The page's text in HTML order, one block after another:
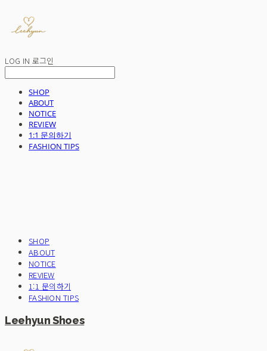
LOG IN 로그인
SHOP
ABOUT
NOTICE
REVIEW
1:1 문의하기
FASHION TIPS
SHOP
ABOUT
NOTICE
REVIEW
1:1 문의하기
FASHION TIPS
Leehyun Shoes